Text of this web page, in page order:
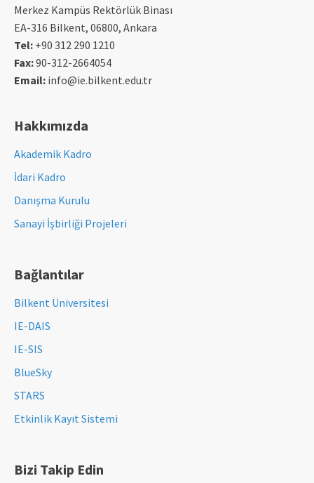
Merkez Kampüs Rektörlük Binası
EA-316 Bilkent, 06800, Ankara
Tel: +90 312 290 1210
Fax:90-312-2664054
Email: info@ie.bilkent.edu.tr
Hakkımızda
Akademik Kadro
İdari Kadro
Danışma Kurulu
Sanayi İşbirliği Projeleri
Bağlantılar
Bilkent Üniversitesi
IE-DAIS
IE-SIS
BlueSky
STARS
Etkinlik Kayıt Sistemi
Bizi Takip Edin